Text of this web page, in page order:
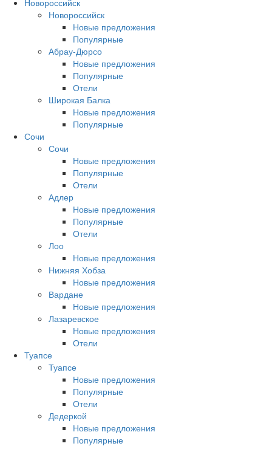
Новороссийск
Новороссийск
Новые предложения
Популярные
Абрау-Дюрсо
Новые предложения
Популярные
Отели
Широкая Балка
Новые предложения
Популярные
Сочи
Сочи
Новые предложения
Популярные
Отели
Адлер
Новые предложения
Популярные
Отели
Лоо
Новые предложения
Нижняя Хобза
Новые предложения
Вардане
Новые предложения
Лазаревское
Новые предложения
Отели
Туапсе
Туапсе
Новые предложения
Популярные
Отели
Дедеркой
Новые предложения
Популярные